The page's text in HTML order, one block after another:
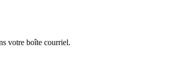
votre boîte courriel.